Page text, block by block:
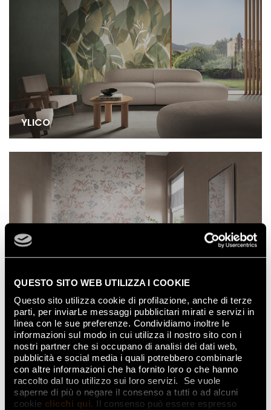
QUESTO SITO WEB UTILIZZA I COOKIE
Questo sito utilizza cookie di profilazione, anche di terze
parti, per inviarLe messaggi pubblicitari mirati e servizi in
linea con le sue preferenze. Condividiamo inoltre le
informazioni sul modo in cui utilizza il nostro sito con i
nostri partner che si occupano di analisi dei dati web,
pubblicità e social media i quali potrebbero combinarle
con altre informazioni che ha fornito loro o che hanno
raccolto dal tuo utilizzo sui loro servizi. Se vuole
saperne di più o negare il consenso a tutti o ad alcuni
cookie clicchi qui. Il consenso può essere espresso
YLICO
DECO&MORE